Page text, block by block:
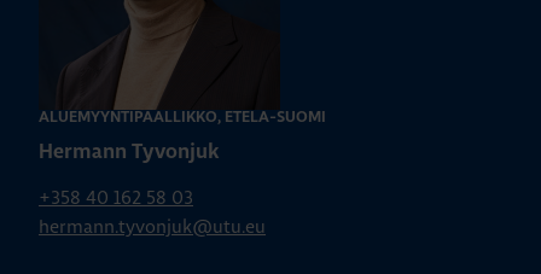
ALUEMYYNTIPÄÄLLIKKÖ, ETELÄ-SUOMI
Hermann Tyvonjuk
+358 40 162 58 03
hermann.tyvonjuk@utu.eu